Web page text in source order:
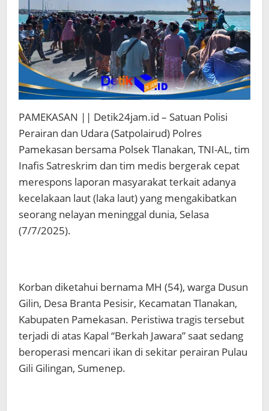
PAMEKASAN || Detik24jam.id – Satuan Polisi
Perairan dan Udara (Satpolairud) Polres
Pamekasan bersama Polsek Tlanakan, TNI-AL, tim
Inafis Satreskrim dan tim medis bergerak cepat
merespons laporan masyarakat terkait adanya
kecelakaan laut (laka laut) yang mengakibatkan
seorang nelayan meninggal dunia, Selasa
(7/7/2025).
Korban diketahui bernama MH (54), warga Dusun
Gilin, Desa Branta Pesisir, Kecamatan Tlanakan,
Kabupaten Pamekasan. Peristiwa tragis tersebut
terjadi di atas Kapal “Berkah Jawara” saat sedang
beroperasi mencari ikan di sekitar perairan Pulau
Gili Gilingan, Sumenep.